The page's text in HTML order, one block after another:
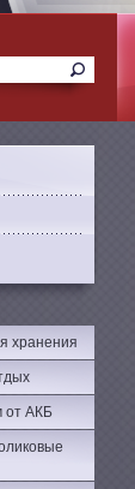
хранения
от АКБ